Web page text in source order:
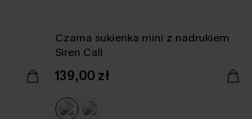
Czarna sukienka mini z nadrukiem
Siren Call
139,00 zł